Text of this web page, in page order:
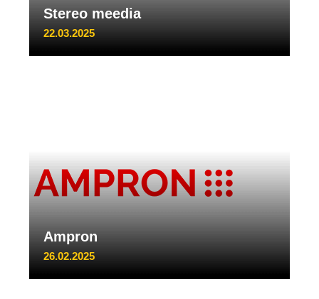
Stereo meedia
22.03.2025
Ampron
26.02.2025